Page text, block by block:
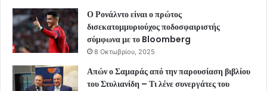
Ο Ρονάλντο είναι ο πρώτος
δισεκατομμυριούχος ποδοσφαιριστής
σύμφωνα με το Bloomberg
8 Οκτωβρίου, 2025
Απών ο Σαμαράς από την παρουσίαση βιβλίου
του Στυλιανίδη – Τι λένε συνεργάτες του